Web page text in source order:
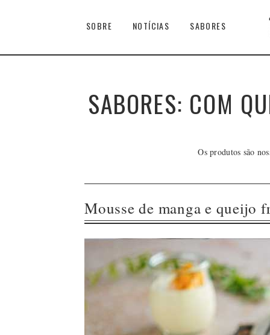
SOBRE NOTÍCIAS SABORES
SABORES: COM
Os produtos são
Mousse de manga e queijo